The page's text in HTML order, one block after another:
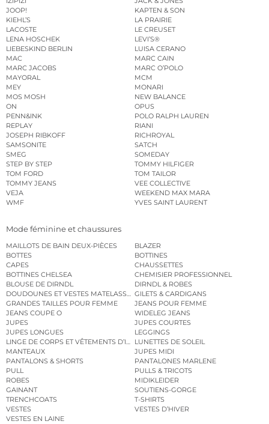
JOOP!
KAPTEN & SON
KIEHL’S
LA PRAIRIE
LACOSTE
LE CREUSET
LENA HOSCHEK
LEVI’S®
LIEBESKIND BERLIN
LUISA CERANO
MAC
MARC CAIN
MARC JACOBS
MARC O’POLO
MAYORAL
MCM
MEY
MONARI
MOS MOSH
NEW BALANCE
ON
OPUS
PENN&INK
POLO RALPH LAUREN
REPLAY
RIANI
JOSEPH RIBKOFF
RICHROYAL
SAMSONITE
SATCH
SMEG
SOMEDAY
STEP BY STEP
TOMMY HILFIGER
TOM FORD
TOM TAILOR
TOMMY JEANS
VEE COLLECTIVE
VEJA
WEEKEND MAX MARA
WMF
YVES SAINT LAURENT
Mode féminine et chaussures
MAILLOTS DE BAIN DEUX-PIÈCES
BLAZER
BOTTES
BOTTINES
CAPES
CHAUSSETTES
BOTTINES CHELSEA
CHEMISIER PROFESSIONNEL
BLOUSE DE DIRNDL
DIRNDL & ROBES
DOUDOUNES ET VESTES MATELASSÉESGILETS & CARDIGANS
GRANDES TAILLES POUR FEMME
JEANS POUR FEMME
JEANS COUPE O
WIDELEG JEANS
JUPES
JUPES COURTES
JUPES LONGUES
LEGGINGS
LINGE DE CORPS ET VÊTEMENTS D’INTÉRIEURLUNETTES DE SOLEIL
MANTEAUX
JUPES MIDI
PANTALONS & SHORTS
PANTALONES MARLENE
PULL
PULLS & TRICOTS
ROBES
MIDIKLEIDER
GAINANT
SOUTIENS-GORGE
TRENCHCOATS
T-SHIRTS
VESTES
VESTES D’HIVER
VESTES EN LAINE